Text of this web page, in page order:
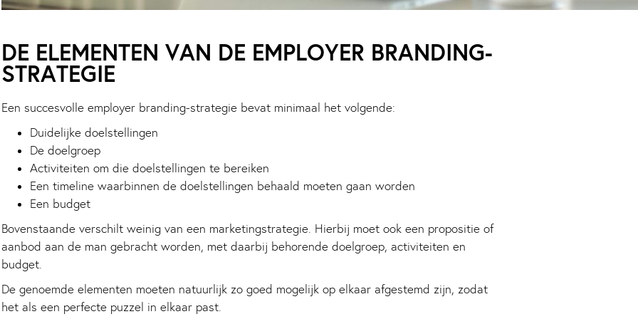
DE ELEMENTEN VAN DE EMPLOYER BRANDING-
STRATEGIE
Een succesvolle employer branding-strategie bevat minimaal het volgende:
Duidelijke doelstellingen
De doelgroep
Activiteiten om die doelstellingen te bereiken
Een timeline waarbinnen de doelstellingen behaald moeten gaan worden
Een budget
Bovenstaande verschilt weinig van een marketingstrategie. Hierbij moet ook een propositie of
aanbod aan de man gebracht worden, met daarbij behorende doelgroep, activiteiten en
budget.
De genoemde elementen moeten natuurlijk zo goed mogelijk op elkaar afgestemd zijn, zodat
het als een perfecte puzzel in elkaar past.